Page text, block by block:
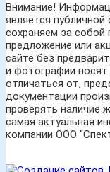
Внимание!
является
сохраняем за
предложение или
сайте без
и фотографии
отличаться от,
документации
проверять наличие
самая актуальная
компании ООО